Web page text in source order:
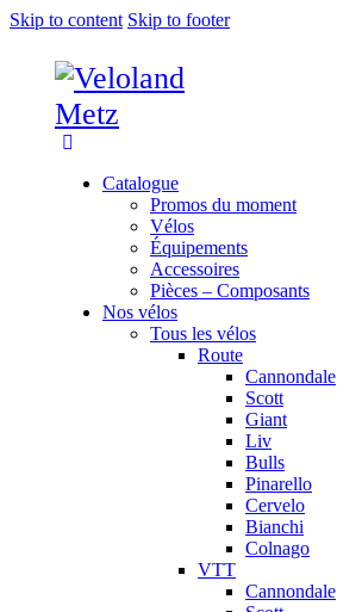
Skip to content Skip to footer
Catalogue
Promos du moment
Vélos
Équipements
Accessoires
Pièces – Composants
Nos vélos
Tous les vélos
Route
Cannondale
Scott
Giant
Liv
Bulls
Pinarello
Cervelo
Bianchi
Colnago
VTT
Cannondale